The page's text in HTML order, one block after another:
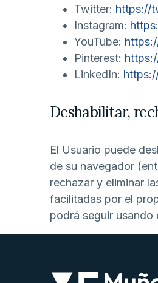
Twitter: https://
Instagram:
YouTube:
Pinterest:
LinkedIn:
Deshabilitar,
El Usuario puede
de su navegador
rechazar y eliminar
facilitadas por el
podrá seguir usando